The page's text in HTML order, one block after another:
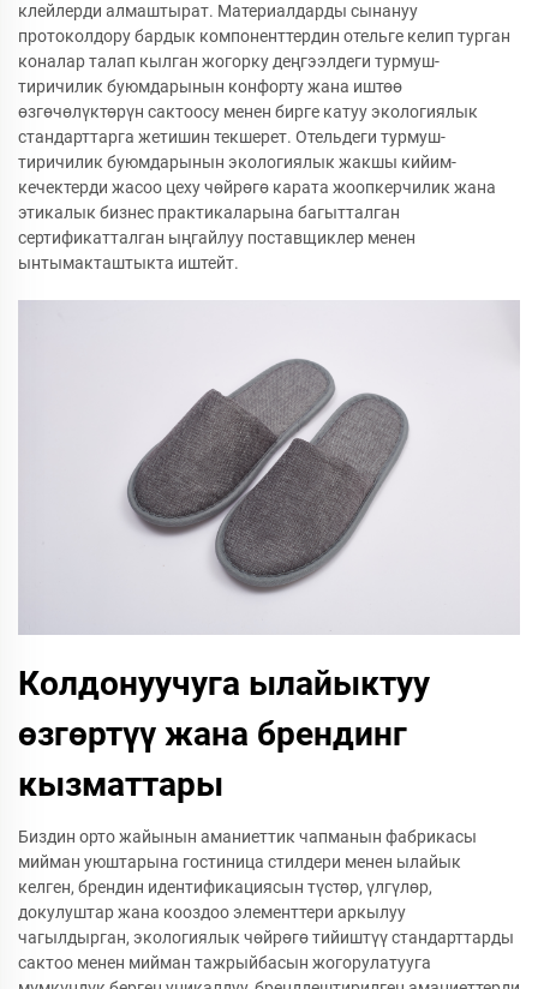
клейлерди алмаштырат. Материалдарды сынануу
протоколдору бардык компоненттердин отельге келип турган
коналар талап кылган жогорку деңгээлдеги турмуш-
тиричилик буюмдарынын конфорту жана иштөө
өзгөчөлүктөрүн сактоосу менен бирге катуу экологиялык
стандарттарга жетишин текшерет. Отельдеги турмуш-
тиричилик буюмдарынын экологиялык жакшы кийим-
кечектерди жасоо цеху чөйрөгө карата жоопкерчилик жана
этикалык бизнес практикаларына багытталган
сертификатталган ыңгайлуу поставщиклер менен
ынтымакташтыкта иштейт.
Колдонуучуга ылайыктуу
өзгөртүү жана брендинг
кызматтары
Биздин орто жайынын аманиеттик чапманын фабрикасы
мийман уюштарына гостиница стилдери менен ылайык
келген, брендин идентификациясын түстөр, үлгүлөр,
докулуштар жана кооздоо элементтери аркылуу
чагылдырган, экологиялык чөйрөгө тийиштүү стандарттарды
сактоо менен мийман тажрыйбасын жогорулатууга